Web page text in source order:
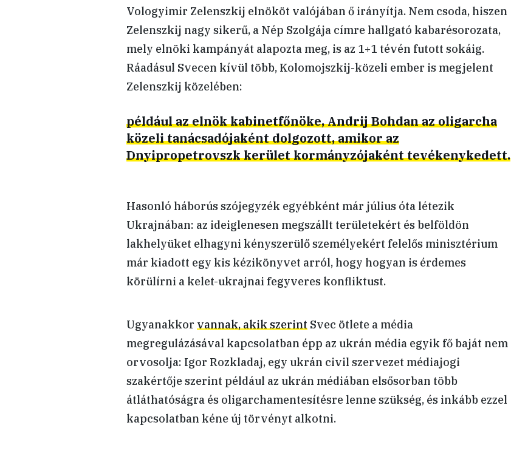
Vologyimir Zelenszkij elnököt valójában ő irányítja. Nem csoda, hiszen
Zelenszkij nagy sikerű, a Nép Szolgája címre hallgató kabarésorozata,
mely elnöki kampányát alapozta meg, is az 1+1 tévén futott sokáig.
Ráadásul Svecen kívül több, Kolomojszkij-közeli ember is megjelent
Zelenszkij közelében:
például az elnök kabinetfőnöke, Andrij Bohdan az oligarcha
közeli tanácsadójaként dolgozott, amikor az
Dnyipropetrovszk kerület kormányzójaként tevékenykedett.
Hasonló háborús szójegyzék egyébként már július óta létezik
Ukrajnában: az ideiglenesen megszállt területekért és belföldön
lakhelyüket elhagyni kényszerülő személyekért felelős minisztérium
már kiadott egy kis kézikönyvet arról, hogy hogyan is érdemes
körülírni a kelet-ukrajnai fegyveres konfliktust.
Ugyanakkor vannak, akik szerint Svec ötlete a média
megregulázásával kapcsolatban épp az ukrán média egyik fő baját nem
orvosolja: Igor Rozkladaj, egy ukrán civil szervezet médiajogi
szakértője szerint például az ukrán médiában elsősorban több
átláthatóságra és oligarchamentesítésre lenne szükség, és inkább ezzel
kapcsolatban kéne új törvényt alkotni.